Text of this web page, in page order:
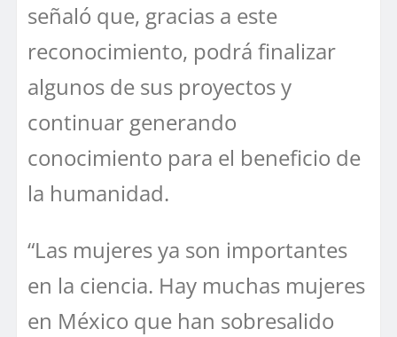
señaló que, gracias a este
reconocimiento, podrá finalizar
algunos de sus proyectos y
continuar generando
conocimiento para el beneficio de
la humanidad.
“Las mujeres ya son importantes
en la ciencia. Hay muchas mujeres
en México que han sobresalido